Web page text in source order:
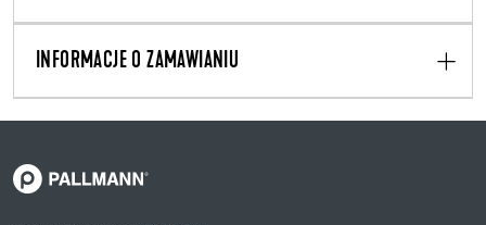
INFORMACJE O ZAMAWIANIU